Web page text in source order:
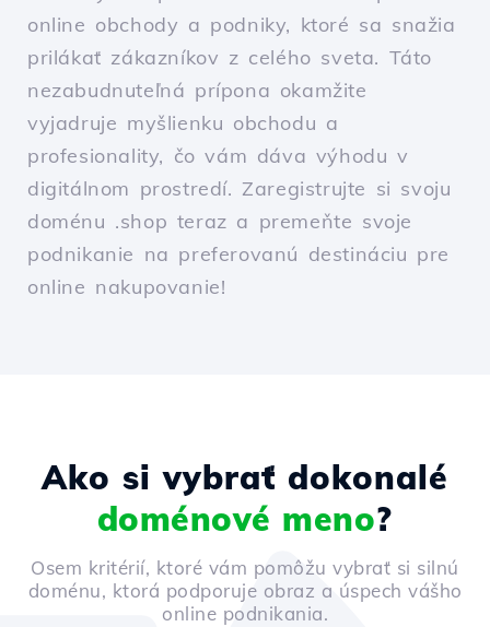
online obchody a podniky, ktoré sa snažia
prilákať zákazníkov z celého sveta. Táto
nezabudnuteľná prípona okamžite
vyjadruje myšlienku obchodu a
profesionality, čo vám dáva výhodu v
digitálnom prostredí. Zaregistrujte si svoju
doménu .shop teraz a premeňte svoje
podnikanie na preferovanú destináciu pre
online nakupovanie!
Ako si vybrať dokonalé
doménové meno?
Osem kritérií, ktoré vám pomôžu vybrať si silnú
doménu, ktorá podporuje obraz a úspech vášho
online podnikania.